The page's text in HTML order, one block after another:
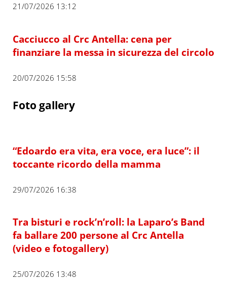
21/07/2026 13:12
Cacciucco al Crc Antella: cena per
finanziare la messa in sicurezza del circolo
20/07/2026 15:58
Foto gallery
“Edoardo era vita, era voce, era luce”: il
toccante ricordo della mamma
29/07/2026 16:38
Tra bisturi e rock’n’roll: la Laparo’s Band
fa ballare 200 persone al Crc Antella
(video e fotogallery)
25/07/2026 13:48